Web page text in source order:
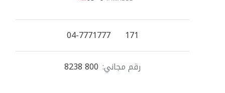
171
04-7771777
رقم مجاني: 800 8238